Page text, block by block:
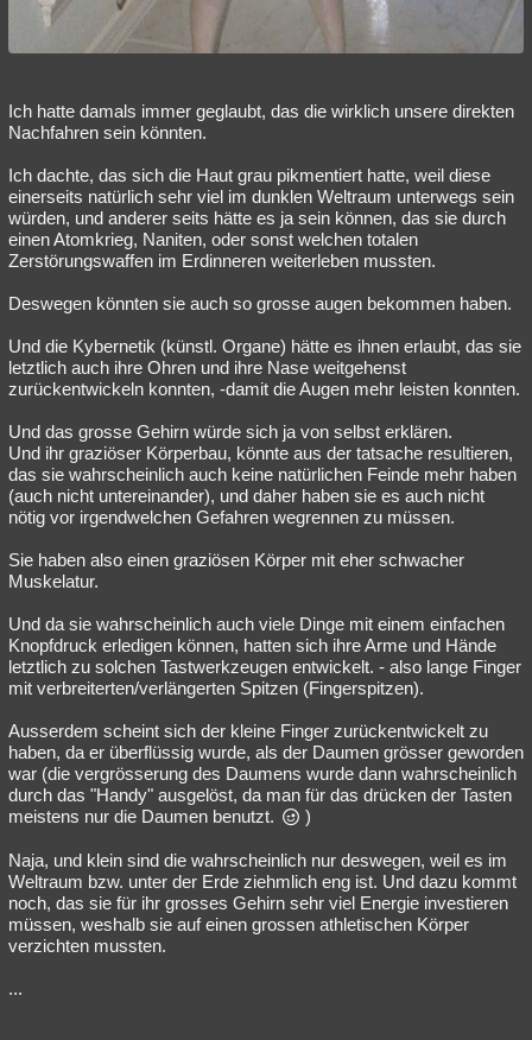
Ich hatte damals immer geglaubt, das die wirklich unsere direkten
Nachfahren sein könnten.
Ich dachte, das sich die Haut grau pikmentiert hatte, weil diese
einerseits natürlich sehr viel im dunklen Weltraum unterwegs sein
würden, und anderer seits hätte es ja sein können, das sie durch
einen Atomkrieg, Naniten, oder sonst welchen totalen
Zerstörungswaffen im Erdinneren weiterleben mussten.
Deswegen könnten sie auch so grosse augen bekommen haben.
Und die Kybernetik (künstl. Organe) hätte es ihnen erlaubt, das sie
letztlich auch ihre Ohren und ihre Nase weitgehenst
zurückentwickeln konnten, -damit die Augen mehr leisten konnten.
Und das grosse Gehirn würde sich ja von selbst erklären.
Und ihr graziöser Körperbau, könnte aus der tatsache resultieren,
das sie wahrscheinlich auch keine natürlichen Feinde mehr haben
(auch nicht untereinander), und daher haben sie es auch nicht
nötig vor irgendwelchen Gefahren wegrennen zu müssen.
Sie haben also einen graziösen Körper mit eher schwacher
Muskelatur.
Und da sie wahrscheinlich auch viele Dinge mit einem einfachen
Knopfdruck erledigen können, hatten sich ihre Arme und Hände
letztlich zu solchen Tastwerkzeugen entwickelt. - also lange Finger
mit verbreiterten/verlängerten Spitzen (Fingerspitzen).
Ausserdem scheint sich der kleine Finger zurückentwickelt zu
haben, da er überflüssig wurde, als der Daumen grösser geworden
war (die vergrösserung des Daumens wurde dann wahrscheinlich
durch das "Handy" ausgelöst, da man für das drücken der Tasten
meistens nur die Daumen benutzt.
)
Naja, und klein sind die wahrscheinlich nur deswegen, weil es im
Weltraum bzw. unter der Erde ziehmlich eng ist. Und dazu kommt
noch, das sie für ihr grosses Gehirn sehr viel Energie investieren
müssen, weshalb sie auf einen grossen athletischen Körper
verzichten mussten.
...